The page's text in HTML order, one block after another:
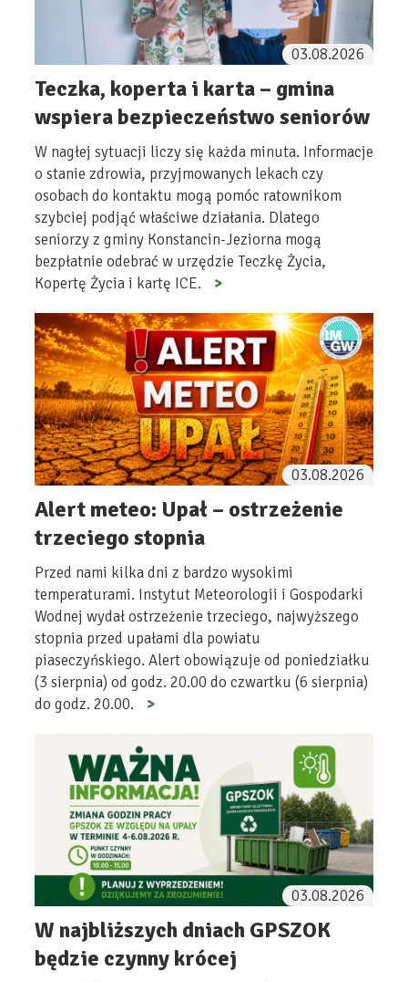
03.08.2026
Teczka, koperta i karta – gmina
wspiera bezpieczeństwo seniorów
W nagłej sytuacji liczy się każda minuta. Informacje
o stanie zdrowia, przyjmowanych lekach czy
osobach do kontaktu mogą pomóc ratownikom
szybciej podjąć właściwe działania. Dlatego
seniorzy z gminy Konstancin-Jeziorna mogą
bezpłatnie odebrać w urzędzie Teczkę Życia,
Kopertę Życia i kartę ICE.
03.08.2026
Alert meteo: Upał – ostrzeżenie
trzeciego stopnia
Przed nami kilka dni z bardzo wysokimi
temperaturami. Instytut Meteorologii i Gospodarki
Wodnej wydał ostrzeżenie trzeciego, najwyższego
stopnia przed upałami dla powiatu
piaseczyńskiego. Alert obowiązuje od poniedziałku
(3 sierpnia) od godz. 20.00 do czwartku (6 sierpnia)
do godz. 20.00.
03.08.2026
W najbliższych dniach GPSZOK
będzie czynny krócej